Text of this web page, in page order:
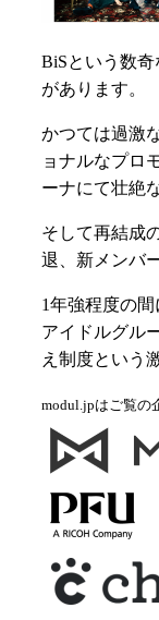
BiSという数
があります。
かつては過激
ョナルなプロ
ーナにて壮絶
そして再結成
退、新メンバ
1年強程度の
アイドルグル
え制度という
modul.jpはご覧の